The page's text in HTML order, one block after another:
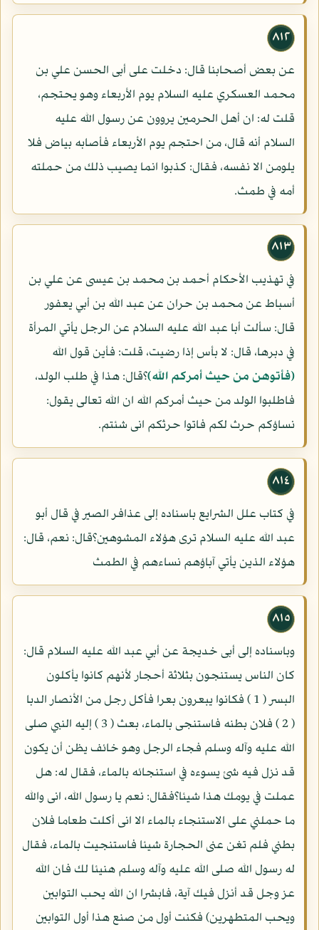
٨١٢
عن بعض أصحابنا قال: دخلت على أبى الحسن علي بن
محمد العسكري عليه السلام يوم الأربعاء وهو يحتجم،
قلت له: ان أهل الحرمين يروون عن رسول الله عليه
السلام أنه قال، من احتجم يوم الأربعاء فأصابه بياض فلا
يلومن الا نفسه، فقال: كذبوا انما يصيب ذلك من حملته
أمه في طمث.
٨١٣
في تهذيب الأحكام أحمد بن محمد بن عيسى عن علي بن
أسباط عن محمد بن حران عن عبد الله بن أبي يعفور
قال: سألت أبا عبد الله عليه السلام عن الرجل يأتي المرأة
في دبرها، قال: لا بأس إذا رضيت، قلت: فأين قول الله
(فأتوهن من حيث أمركم الله)؟قال: هذا في طلب الولد،
فاطلبوا الولد من حيث أمركم الله ان الله تعالى يقول:
نساؤكم حرث لكم فاتوا حرثكم انى شئتم.
٨١٤
في كتاب علل الشرايع باسناده إلى عذافر الصير في قال أبو
عبد الله عليه السلام ترى هؤلاء المشوهين؟قال: نعم، قال:
هؤلاء الذين يأتي آباؤهم نساءهم في الطمث
٨١٥
وباسناده إلى أبى خديجة عن أبي عبد الله عليه السلام قال:
كان الناس يستنجون بثلاثة أحجار لأنهم كانوا يأكلون
البسر ( 1 ) فكانوا يبعرون بعرا فأكل رجل من الأنصار الدبا
( 2 ) فلان بطنه فاستنجى بالماء، بعث ( 3 ) إليه النبي صلى
الله عليه وآله وسلم فجاء الرجل وهو خائف يظن أن يكون
قد نزل فيه شئ يسوءه في استنجائه بالماء، فقال له: هل
عملت في يومك هذا شيئا؟فقال: نعم يا رسول الله، انى والله
ما حملني على الاستنجاء بالماء الا انى أكلت طعاما فلان
بطني فلم تغن عنى الحجارة شيئا فاستنجيت بالماء، فقال
له رسول الله صلى الله عليه وآله وسلم هنيئا لك فان الله
عز وجل قد أنزل فيك آية، فابشرا ان الله يحب التوابين
ويحب المتطهرين) فكنت أول من صنع هذا أول التوابين